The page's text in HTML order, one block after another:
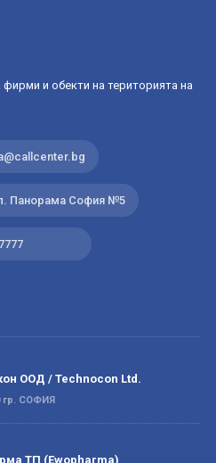
и обекти на територията на
Панорама София №5
ООД / Technocon Ltd.
гр. СОФИЯ
ТП (Ewopharma)